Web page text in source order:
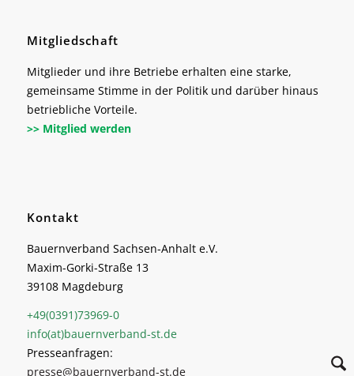
Mitgliedschaft
Mitglieder und ihre Betriebe erhalten eine starke,
gemeinsame Stimme in der Politik und darüber hinaus
betriebliche Vorteile.
>> Mitglied werden
Kontakt
Bauernverband Sachsen-Anhalt e.V.
Maxim-Gorki-Straße 13
39108 Magdeburg
+49(0391)73969-0
info(at)bauernverband-st.de
Presseanfragen:
presse@bauernverband-st.de